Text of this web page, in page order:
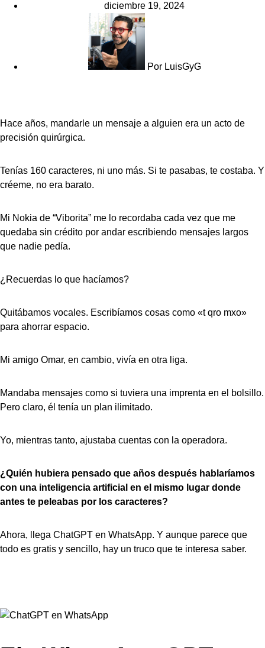
diciembre 19, 2024
PorLuisGyG
Hace años, mandarle un mensaje a alguien era un acto de
precisión quirúrgica.
Tenías 160 caracteres, ni uno más. Si te pasabas, te costaba. Y
créeme, no era barato.
Mi Nokia de “Viborita” me lo recordaba cada vez que me
quedaba sin crédito por andar escribiendo mensajes largos
que nadie pedía.
¿Recuerdas lo que hacíamos?
Quitábamos vocales. Escribíamos cosas como «t qro mxo»
para ahorrar espacio.
Mi amigo Omar, en cambio, vivía en otra liga.
Mandaba mensajes como si tuviera una imprenta en el bolsillo.
Pero claro, él tenía un plan ilimitado.
Yo, mientras tanto, ajustaba cuentas con la operadora.
¿Quién hubiera pensado que años después hablaríamos
con una inteligencia artificial en el mismo lugar donde
antes te peleabas por los caracteres?
Ahora, llega ChatGPT en WhatsApp. Y aunque parece que
todo es gratis y sencillo, hay un truco que te interesa saber.